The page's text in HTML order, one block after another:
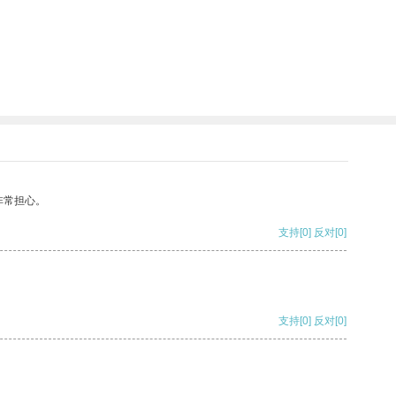
担心。
支持[0] 反对[0]
支持[0] 反对[0]